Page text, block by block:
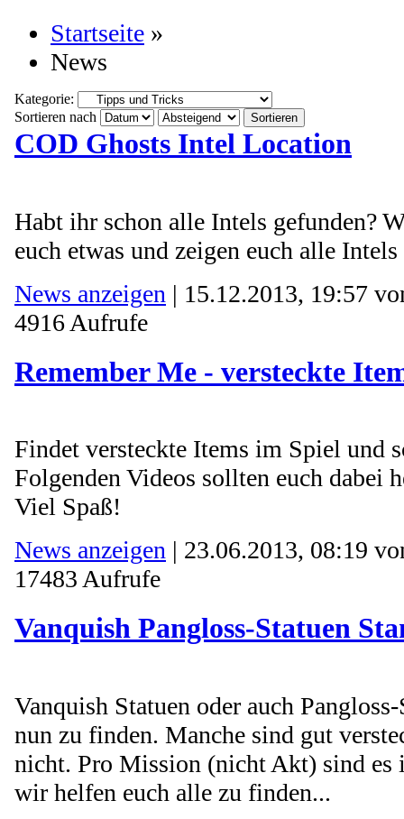
Startseite »
News
Kategorie:
Sortieren nach
COD Ghosts Intel Location
Habt ihr schon alle Intels gefunden?
euch etwas und zeigen euch alle
News anzeigen | 15.12.2013, 19:57
4916 Aufrufe
Remember Me - versteckte
Findet versteckte Items im Spiel und
Folgenden Videos sollten euch dabei
Viel Spaß!
News anzeigen | 23.06.2013, 08:19
17483 Aufrufe
Vanquish Pangloss-Statuen
Vanquish Statuen oder auch
nun zu finden. Manche sind gut
nicht. Pro Mission (nicht Akt) sind es
wir helfen euch alle zu finden...